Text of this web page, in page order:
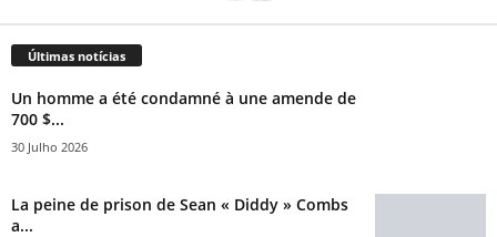
Últimas notícias
Un homme a été condamné à une amende de
700 $...
30 Julho 2026
La peine de prison de Sean « Diddy » Combs
a...